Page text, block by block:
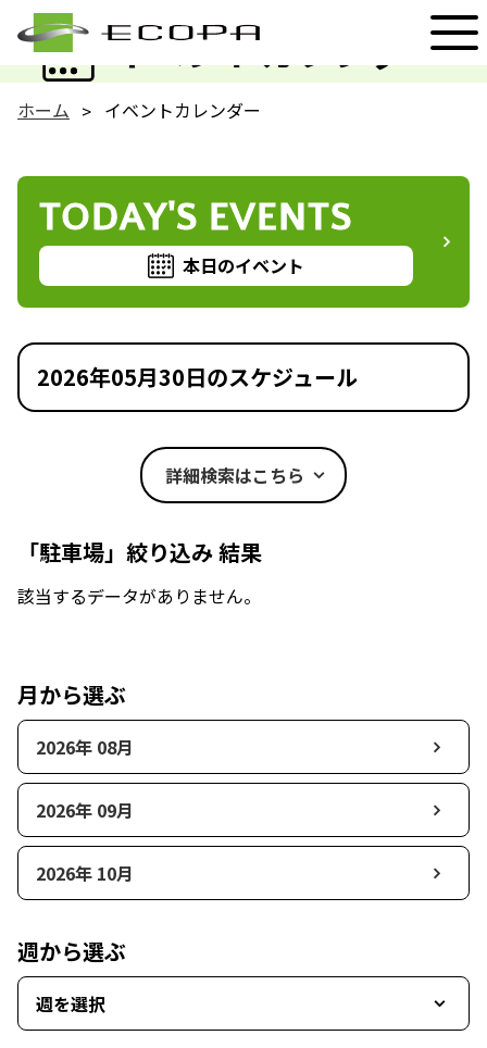
イベントカレンダー
EVENT
ホーム イベントカレンダー
TODAY'S EVENTS
本日のイベント
2026年05月30日のスケジュール
詳細検索はこちら
「駐車場」絞り込み 結果
該当するデータがありません。
月から選ぶ
2026年 08月
2026年 09月
2026年 10月
週から選ぶ
週を選択